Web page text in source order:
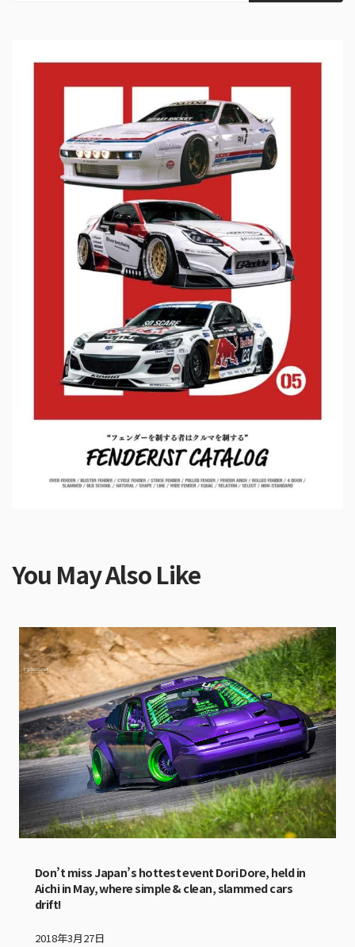
You May Also Like
Don’t miss Japan’s hottest event Dori Dore, held in
Aichi in May, where simple & clean, slammed cars
drift!
2018年3月27日